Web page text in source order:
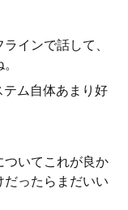
インで話して、
ム自体あまり好
ついてこれが良か
ったらまだいい